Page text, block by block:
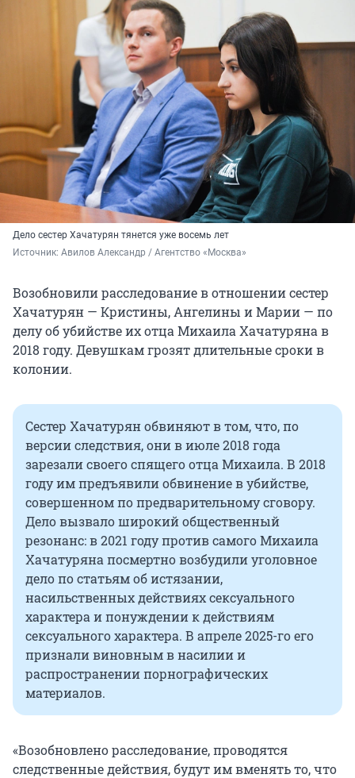
Дело сестер Хачатурян тянется уже восемь лет
Источник: Авилов Александр / Агентство «Москва»
Возобновили расследование в отношении сестер
Хачатурян — Кристины, Ангелины и Марии — по
делу об убийстве их отца Михаила Хачатуряна в
2018 году. Девушкам грозят длительные сроки в
колонии.
Сестер Хачатурян обвиняют в том, что, по
версии следствия, они в июле 2018 года
зарезали своего спящего отца Михаила. В 2018
году им предъявили обвинение в убийстве,
совершенном по предварительному сговору.
Дело вызвало широкий общественный
резонанс: в 2021 году против самого Михаила
Хачатуряна посмертно возбудили уголовное
дело по статьям об истязании,
насильственных действиях сексуального
характера и понуждении к действиям
сексуального характера. В апреле 2025-го его
признали виновным в насилии и
распространении порнографических
материалов.
«Возобновлено расследование, проводятся
следственные действия, будут им вменять то, что